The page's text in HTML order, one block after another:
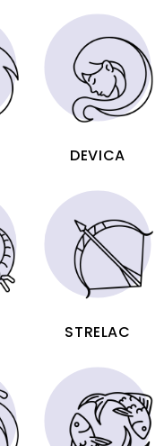
DEVICA
STRELAC